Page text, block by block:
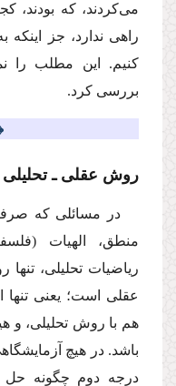
می‌کردند، که بودند،
راهی ندارد، جز اینکه
کنیم. این مطلب را
بررسی کرد.
روش عقلی ‌ـ ‌تحلیلی
در مسائلی که
منطق، الهیات
ریاضیات تحلیلی،
عقلی است؛ یعنی تنها
هم با روش تحلیلی، و
باشد. در هیچ
درجه دوم چگونه حل